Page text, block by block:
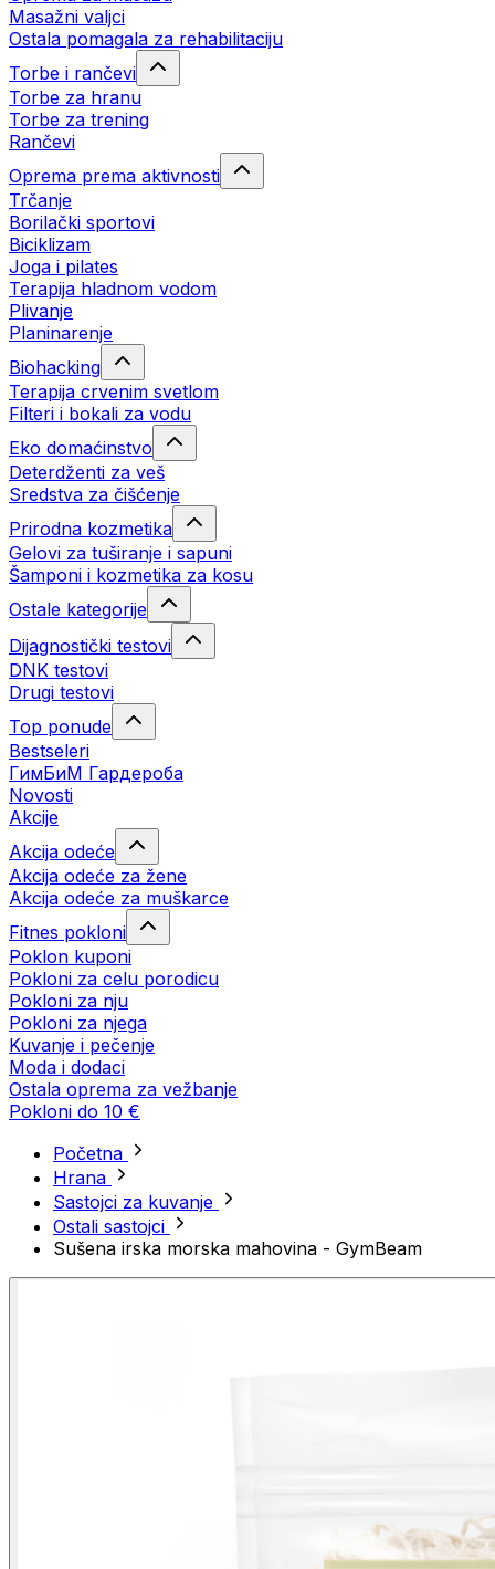
Masažni valjci
Ostala pomagala za rehabilitaciju
Torbe i rančevi
Torbe za hranu
Torbe za trening
Rančevi
Oprema prema aktivnosti
Trčanje
Borilački sportovi
Biciklizam
Joga i pilates
Terapija hladnom vodom
Plivanje
Planinarenje
Biohacking
Terapija crvenim svetlom
Filteri i bokali za vodu
Eko domaćinstvo
Deterdženti za veš
Sredstva za čišćenje
Prirodna kozmetika
Gelovi za tuširanje i sapuni
Šamponi i kozmetika za kosu
Ostale kategorije
Dijagnostički testovi
DNK testovi
Drugi testovi
Top ponude
Bestseleri
ГимБиМ Гардeробa
Novosti
Akcije
Akcija odeće
Akcija odeće za žene
Akcija odeće za muškarce
Fitnes pokloni
Poklon kuponi
Pokloni za celu porodicu
Pokloni za nju
Pokloni za njega
Kuvanje i pečenje
Moda i dodaci
Ostala oprema za vežbanje
Pokloni do 10 €
Početna
Hrana
Sastojci za kuvanje
Ostali sastojci
Sušena irska morska mahovina - GymBeam